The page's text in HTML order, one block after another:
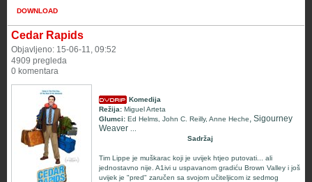
DOWNLOAD
Cedar Rapids
Objavljeno: 15-06-11, 09:52
4909 pregleda
0 komentara
Komedija
Režija: Miguel Arteta
Glumci: Ed Helms John C. Reilly, Anne Heche, Sigourney
Weaver
Sadržaj
Tim Lippe je muškarac koji je uvijek htjeo putovati... ali
jednostavno nije. A1ivi u uspavanom gradiću Brown Valley i još
uvijek je "pred" zaručen sa svojom učiteljicom iz sedmog